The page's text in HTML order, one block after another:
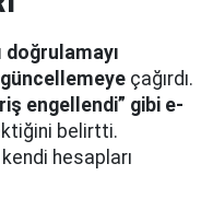
doğrulamayı
çağırdı.
engellendi” gibi e-
belirtti.
kendi hesapları